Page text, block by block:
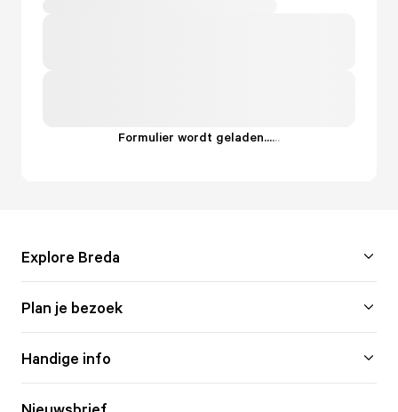
Formulier wordt geladen......
Explore Breda
Plan je bezoek
Handige info